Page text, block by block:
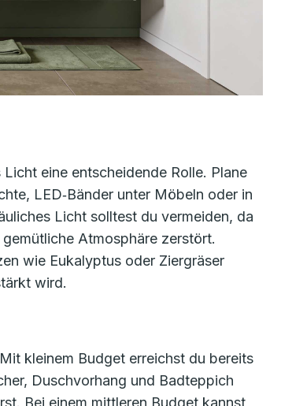
eine entscheidende Rolle. Plane
LED‑Bänder unter Möbeln oder in
Licht solltest du vermeiden, da
Atmosphäre zerstört.
wie Eukalyptus oder Ziergräser
wird.
kleinem Budget erreichst du bereits
Duschvorhang und Badteppich
Bei einem mittleren Budget kannst